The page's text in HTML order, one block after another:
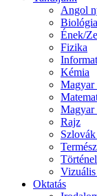
Angol
Biológia
Ének/
Fizika
Kémia
Magyar
Magyar
Rajz
Oktatás